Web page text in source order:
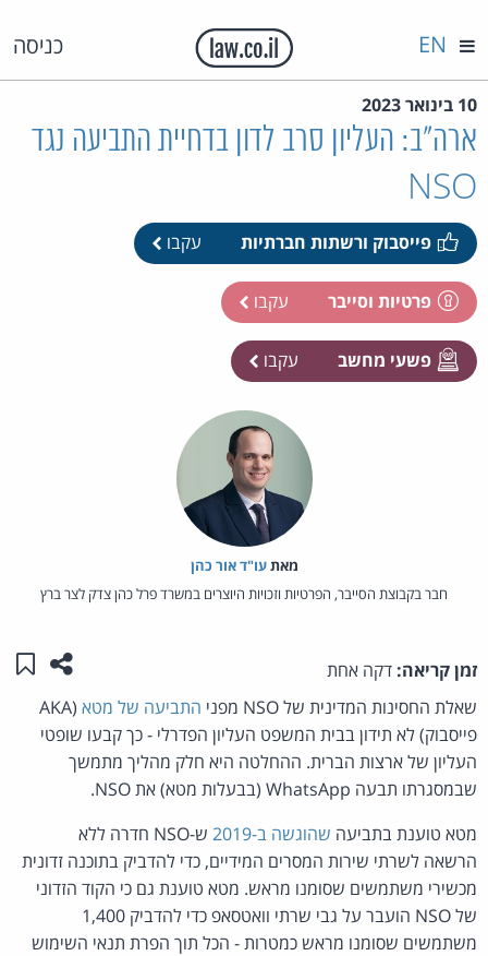
כניסה EN
10 בינואר 2023
ארה"ב: העליון סרב לדון בדחיית התביעה נגד
NSO
פייסבוק ורשתות חברתיות עקבו
פרטיות וסייבר עקבו
פשעי מחשב עקבו
מאת‏עו"ד אור כהן
חבר בקבוצת הסייבר, הפרטיות וזכויות היוצרים במשרד פרל כהן צדק לצר ברץ
זמן קריאה: דקה אחת שתפו
שאלת החסינות המדינית של NSO מפני התביעה של מטא (AKA
פייסבוק) לא תידון בבית המשפט העליון הפדרלי - כך קבעו שופטי
העליון של ארצות הברית. ההחלטה היא חלק מהליך מתמשך
שבמסגרתו תבעה WhatsApp (בבעלות מטא) את NSO.
מטא טוענת בתביעה שהוגשה ב-2019
ש-NSO חדרה ללא
הרשאה לשרתי שירות המסרים המידיים, כדי להדביק בתוכנה זדונית
מכשירי משתמשים שסומנו מראש. מטא טוענת גם כי הקוד הזדוני
של NSO הועבר על גבי שרתי וואטסאפ כדי להדביק 1,400
משתמשים שסומנו מראש כמטרות - הכל תוך הפרת תנאי השימוש